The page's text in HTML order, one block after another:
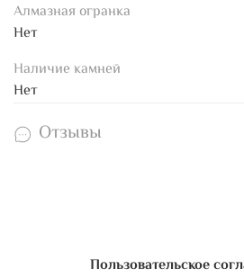
Алмазная огранка
Нет
Наличие камней
Нет
Отзывы
Пользовательское